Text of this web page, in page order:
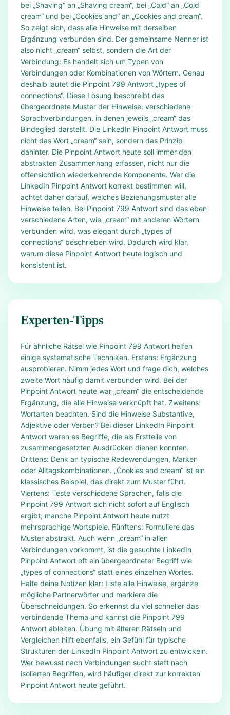
bei „Shaving“ an „Shaving cream“, bei „Cold“ an „Cold
cream“ und bei „Cookies and“ an „Cookies and cream“.
So zeigt sich, dass alle Hinweise mit derselben
Ergänzung verbunden sind. Der gemeinsame Nenner ist
also nicht „cream“ selbst, sondern die Art der
Verbindung: Es handelt sich um Typen von
Verbindungen oder Kombinationen von Wörtern. Genau
deshalb lautet die Pinpoint 799 Antwort „types of
connections“. Diese Lösung beschreibt das
übergeordnete Muster der Hinweise: verschiedene
Sprachverbindungen, in denen jeweils „cream“ das
Bindeglied darstellt. Die LinkedIn Pinpoint Antwort muss
nicht das Wort „cream“ sein, sondern das Prinzip
dahinter. Die Pinpoint Antwort heute soll immer den
abstrakten Zusammenhang erfassen, nicht nur die
offensichtlich wiederkehrende Komponente. Wer die
LinkedIn Pinpoint Antwort korrekt bestimmen will,
achtet daher darauf, welches Beziehungsmuster alle
Hinweise teilen. Bei Pinpoint 799 Antwort sind das eben
verschiedene Arten, wie „cream“ mit anderen Wörtern
verbunden wird, was elegant durch „types of
connections“ beschrieben wird. Dadurch wird klar,
warum diese Pinpoint Antwort heute logisch und
konsistent ist.
Experten-Tipps
Für ähnliche Rätsel wie Pinpoint 799 Antwort helfen
einige systematische Techniken. Erstens: Ergänzung
ausprobieren. Nimm jedes Wort und frage dich, welches
zweite Wort häufig damit verbunden wird. Bei der
Pinpoint Antwort heute war „cream“ die entscheidende
Ergänzung, die alle Hinweise verknüpft hat. Zweitens:
Wortarten beachten. Sind die Hinweise Substantive,
Adjektive oder Verben? Bei dieser LinkedIn Pinpoint
Antwort waren es Begriffe, die als Erstteile von
zusammengesetzten Ausdrücken dienen konnten.
Drittens: Denk an typische Redewendungen, Marken
oder Alltagskombinationen. „Cookies and cream“ ist ein
klassisches Beispiel, das direkt zum Muster führt.
Viertens: Teste verschiedene Sprachen, falls die
Pinpoint 799 Antwort sich nicht sofort auf Englisch
ergibt; manche Pinpoint Antwort heute nutzt
mehrsprachige Wortspiele. Fünftens: Formuliere das
Muster abstrakt. Auch wenn „cream“ in allen
Verbindungen vorkommt, ist die gesuchte LinkedIn
Pinpoint Antwort oft ein übergeordneter Begriff wie
„types of connections“ statt eines einzelnen Wortes.
Halte deine Notizen klar: Liste alle Hinweise, ergänze
mögliche Partnerwörter und markiere die
Überschneidungen. So erkennst du viel schneller das
verbindende Thema und kannst die Pinpoint 799
Antwort ableiten. Übung mit älteren Rätseln und
Vergleichen hilft ebenfalls, ein Gefühl für typische
Strukturen der LinkedIn Pinpoint Antwort zu entwickeln.
Wer bewusst nach Verbindungen sucht statt nach
isolierten Begriffen, wird häufiger direkt zur korrekten
Pinpoint Antwort heute geführt.